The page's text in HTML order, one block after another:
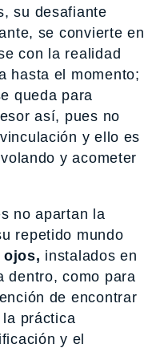
su desafiante
se convierte en
con la realidad
hasta el momento;
queda para
así, pues no
y ello es
y acometer
no apartan la
repetido mundo
ojos, instalados en
dentro, como para
de encontrar
práctica
y el